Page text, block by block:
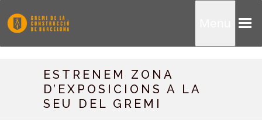
ESTRENEM ZONA
D’EXPOSICIONS A LA
SEU DEL GREMI